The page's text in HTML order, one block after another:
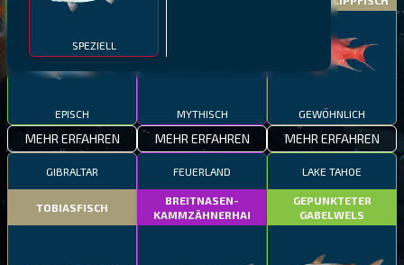
SPEZIELL
BUNTBARSCH
EPISCH
MEHR ERFAHREN
MYTHISCH
MEHR ERFAHREN
GEWÖHNLICH
MEHR ERFAHREN
GIBRALTAR
TOBIASFISCH
FEUERLAND
BREITNASEN-
KAMMZÄHNERHAI
LAKE TAHOE
GEPUNKTETER
GABELWELS